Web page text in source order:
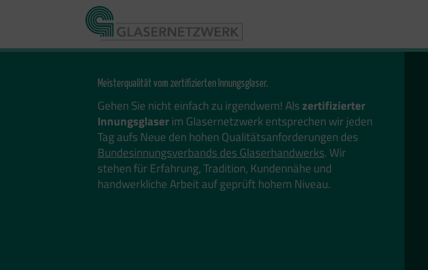
Meisterqualität vom zertifizierten Innungsglaser.
Gehen Sie nicht einfach zu irgendwem! Als zertifizierter
Innungsglaserim Glasernetzwerk entsprechen wir jeden
Tag aufs Neue den hohen Qualitätsanforderungen des
Bundesinnungsverbands des Glaserhandwerks. Wir
stehen für Erfahrung, Tradition, Kundennähe und
handwerkliche Arbeit auf geprüft hohem Niveau.